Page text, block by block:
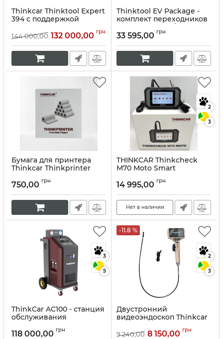
Thinkcar Thinktool Expert
394 с поддержкой
интеллекта
Артикул:10248
144 000,00 132 000,00 грн
Thinktool EV Package -
комплект переходников
для электромобилей(EV)
для Thinktool Master Х,
Артикул:10291
33 595,00 грн
Бумага для принтера
Thinkcar Thinkprinter
Артикул:10252
750,00 грн
2
3
THINKCAR Thinkcheck
M70 Moto Smart
Артикул:10241
14 995,00 грн
Нет в наличии
3
5
ThinkCar AC100 - станция
обслуживания
Артикул:10251
118 000,00 грн
-11.8 %
2
3
Двустронний
видеоэндоскоп Thinkcar
Артикул:10212
9 240,00 8 150,00 грн